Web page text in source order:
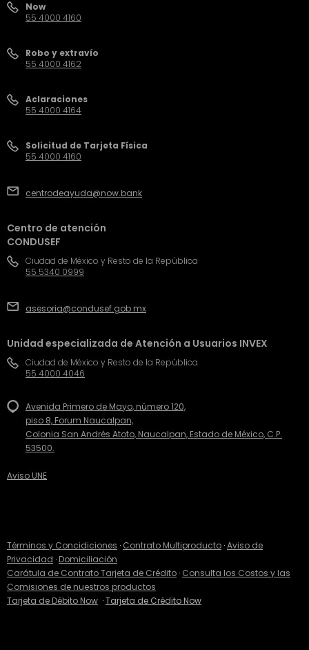
Now
55 4000 4160
Robo y extravío
55 4000 4162
Aclaraciones
55 4000 4164
Solicitud de Tarjeta Física
55 4000 4160
centrodeayuda@now.bank
Centro de atención
CONDUSEF
Ciudad de México y Resto de la República
55 5340 0999
asesoria@condusef.gob.mx
Unidad especializada de Atención a Usuarios INVEX
Ciudad de México y Resto de la República
55 4000 4046
Avenida Primero de Mayo, número 120,
piso 8, Forum Naucalpan,
Colonia San Andrés Atoto, Naucalpan, Estado de México, C.P.
53500.
Aviso UNE
Términos y Concidiciones · Contrato Multiproducto ·Aviso de
Privacidad · Domiciliación
Carátula de Contrato Tarjeta de Crédito · Consulta los Costos y las
Comisiones de nuestros productos
Tarjeta de Débito Now ·Tarjeta de Crédito Now